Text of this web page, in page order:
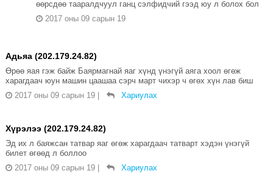
өөрсдөө тааралдчуул ганц сэлфидчий гээд юу л болох бол
2017 оны 09 сарын 19
Адьяа (202.179.24.82)
Өрөө яая гэж байж Баярмагнай яаг хүнд үнэгүй аяга хоол өгөж
харагдаач юун машин цаашаа сэрч март чихэр ч өгөх хүн лав биш
2017 оны 09 сарын 19
Хариулах
Хүрэлээ (202.179.24.82)
Эд их л баяжсан татвар яаг өгөж харагдаач татварт хэдэн үнэгүй
билет өгөөд л боллоо
2017 оны 09 сарын 19
Хариулах